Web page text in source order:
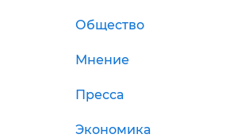
Общество
Мнение
Пресса
Экономика